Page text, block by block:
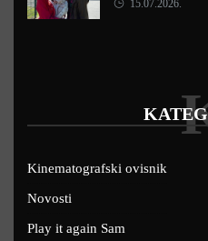
15.07.2026.
Kinematografski ovisnik
Novosti
Play it again Sam